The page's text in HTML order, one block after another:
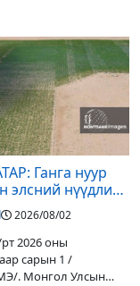
Ганга нуур
нүүдлийг
туршилтын ажил
өгч эхэлжээ
2026/08/02
2026 оны
сарын 1 /
. Монгол Улсын